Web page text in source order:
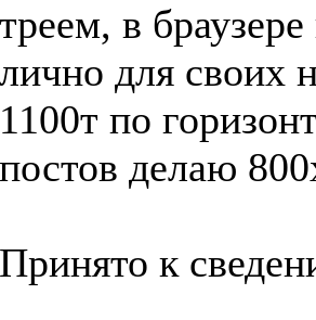
треем, в
лично для своих
1100т по
постов делаю
Принято к